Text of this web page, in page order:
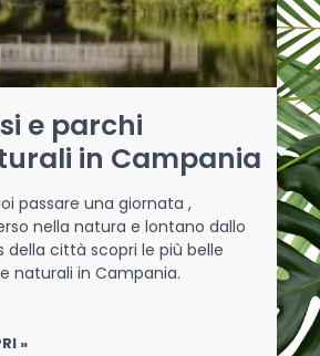
e parchi
in Campania
passare una giornata ,
nella natura e lontano dallo
della città scopri le più belle
naturali in Campania.
»